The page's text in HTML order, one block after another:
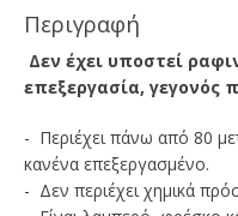
Περιγραφή
Δεν έχει υποστεί
επεξεργασία, γεγονός
- Περιέχει πάνω από 80
κανένα επεξεργασμένο.
- Δεν περιέχει χημικά